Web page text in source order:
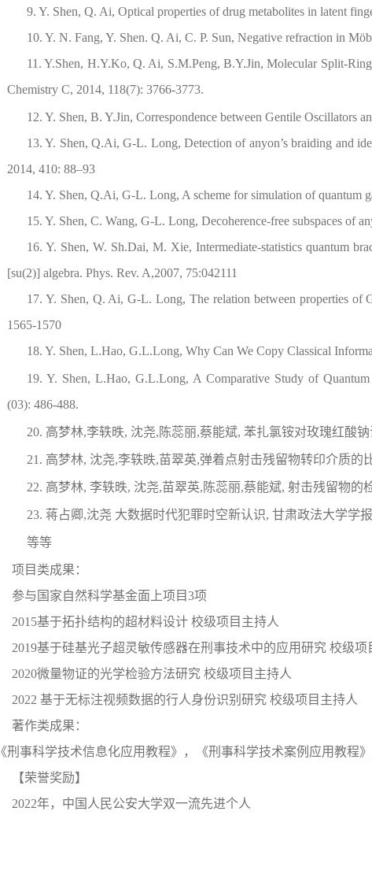
9. Y. Shen, Q. Ai, Optical properties of drug metabolites in latent
10. Y. N. Fang, Y. Shen. Q. Ai, C. P. Sun, Negative refraction in
11. Y.Shen, H.Y.Ko, Q. Ai, S.M.Peng, B.Y.Jin, Molecular Split-
Chemistry C, 2014, 118(7): 3766-3773.
12. Y. Shen, B. Y.Jin, Correspondence between Gentile Oscillators
13. Y. Shen, Q.Ai, G-L. Long, Detection of anyon’s braiding and
2014, 410: 88–93
14. Y. Shen, Q.Ai, G-L. Long, A scheme for simulation of quantum
15. Y. Shen, C. Wang, G-L. Long, Decoherence-free subspaces of
16. Y. Shen, W. Sh.Dai, M. Xie, Intermediate-statistics quantum
[su(2)] algebra. Phys. Rev. A,2007, 75:042111
17. Y. Shen, Q. Ai, G-L. Long, The relation between properties of
1565-1570
18. Y. Shen, L.Hao, G.L.Long, Why Can We Copy Classical
19. Y. Shen, L.Hao, G.L.Long, A Comparative Study of
(03): 486-488.
20. 高梦林,李轶昳, 沈尧,陈蕊丽,蔡能斌, 苯扎氯铵对玫瑰红酸
21. 高梦林, 沈尧,李轶昳,苗翠英,弹着点射击残留物转印介质的
22. 高梦林, 李轶昳, 沈尧,苗翠英,陈蕊丽,蔡能斌, 射击残留物的
23. 蒋占卿,沈尧 大数据时代犯罪时空新认识, 甘肃政法大学学报
等等
项目类成果：
参与国家自然科学基金面上项目3项
2015基于拓扑结构的超材料设计 校级项目主持人
2019基于硅基光子超灵敏传感器在刑事技术中的应用研究 校级项
2020微量物证的光学检验方法研究 校级项目主持人
2022 基于无标注视频数据的行人身份识别研究 校级项目主持人
著作类成果：
《刑事科学技术信息化应用教程》，《刑事科学技术案例应用教程
【荣誉奖励】
2022年，中国人民公安大学双一流先进个人